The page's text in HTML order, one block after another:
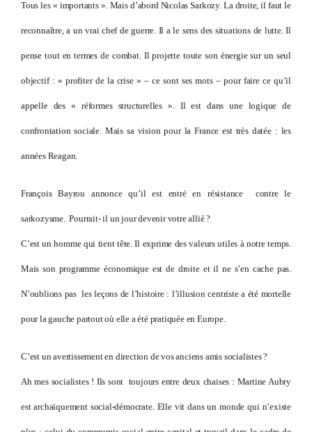
Tous les « importants ». Mais d’abord Nicolas Sarkozy. La droite, il faut le
reconnaître, a un vrai chef de guerre. Il a le sens des situations de lutte. Il
pense tout en termes de combat. Il projette toute son énergie sur un seul
objectif : « profiter de la crise » – ce sont ses mots – pour faire ce qu’il
appelle des « réformes structurelles ». Il est dans une logique de
confrontation sociale. Mais sa vision pour la France est très datée : les
années Reagan.
François Bayrou annonce qu’il est entré en résistance contre le
sarkozysme. Pourrait- il un jour devenir votre allié ?
C’est un homme qui tient tête. Il exprime des valeurs utiles à notre temps.
Mais son programme économique est de droite et il ne s’en cache pas.
N’oublions pas les leçons de l’histoire : l’illusion centriste a été mortelle
pour la gauche partout où elle a été pratiquée en Europe.
C’est un avertissement en direction de vos anciens amis socialistes ?
Ah mes socialistes ! Ils sont toujours entre deux chaises : Martine Aubry
est archaïquement social-démocrate. Elle vit dans un monde qui n’existe